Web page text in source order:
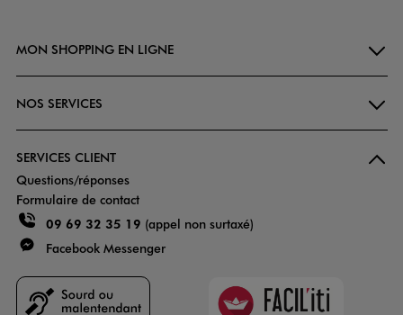
MON SHOPPING EN LIGNE
NOS SERVICES
SERVICES CLIENT
Questions/réponses
Formulaire de contact
09 69 32 35 19 (appel non surtaxé)
Facebook Messenger
Faciliti